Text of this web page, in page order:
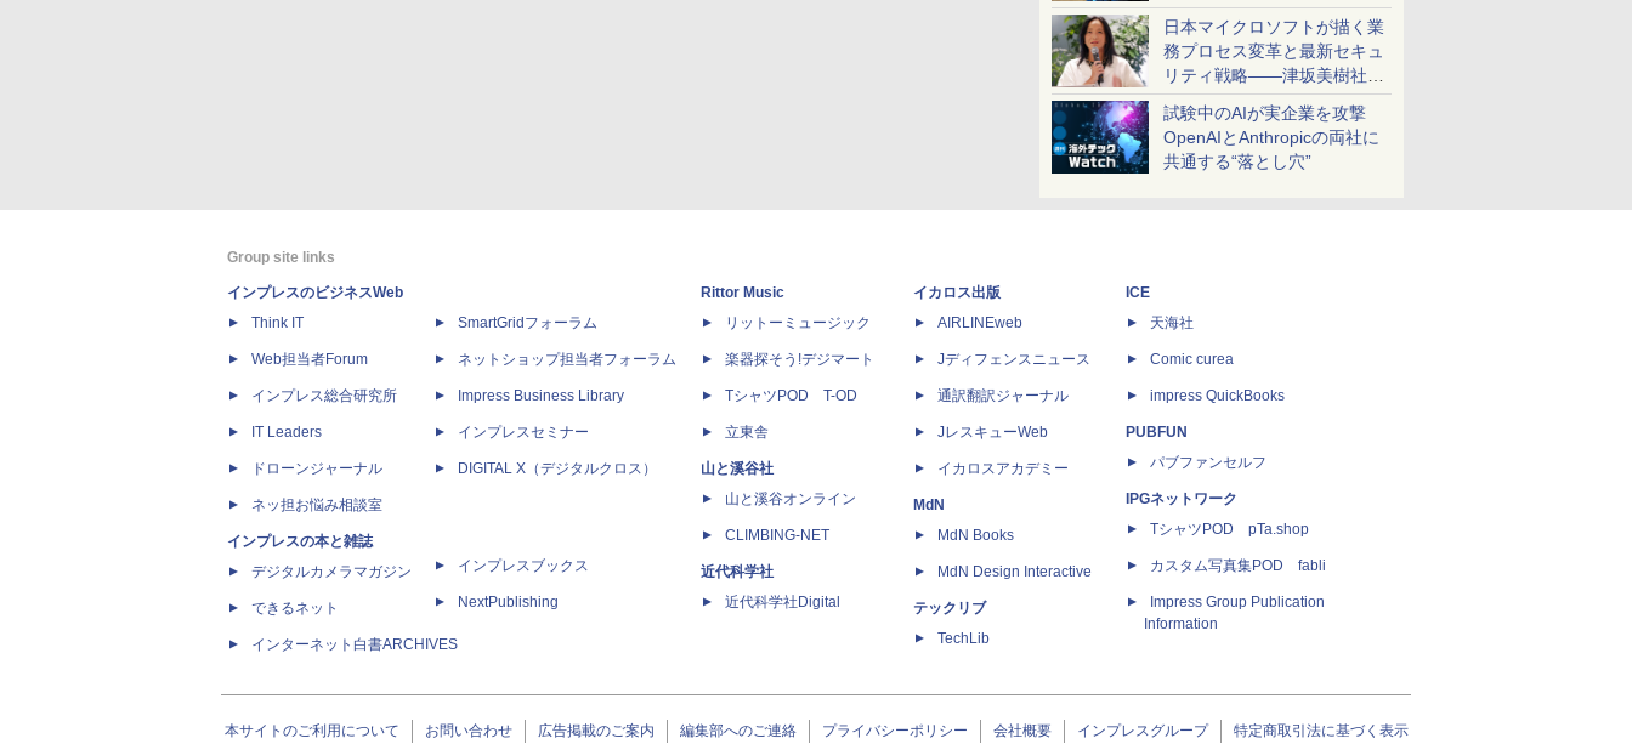
かした「AI商談記録 for
RICOH」を展開へ
日本マイクロソフトが描く業
務プロセス変革と最新セキュ
リティ戦略――津坂美樹社長
が2027年度戦略を説明
試験中のAIが実企業を攻撃
OpenAIとAnthropicの両社に
共通する“落とし穴”
Group site links
インプレスのビジネスWeb
Think IT
Web担当者Forum
インプレス総合研究所
IT Leaders
ドローンジャーナル
ネッ担お悩み相談室
インプレスの本と雑誌
デジタルカメラマガジン
できるネット
インターネット白書ARCHIVES
SmartGridフォーラム
ネットショップ担当者フォーラム
Impress Business Library
インプレスセミナー
DIGITAL X（デジタルクロス）
インプレスブックス
NextPublishing
Rittor Music
リットーミュージック
楽器探そう!デジマート
TシャツPOD T-OD
立東舎
山と溪谷社
山と溪谷オンライン
CLIMBING-NET
近代科学社
近代科学社Digital
イカロス出版
AIRLINEweb
Jディフェンスニュース
通訳翻訳ジャーナル
JレスキューWeb
イカロスアカデミー
MdN
MdN Books
MdN Design Interactive
テックリブ
TechLib
ICE
天海社
Comic curea
impress QuickBooks
PUBFUN
パブファンセルフ
IPGネットワーク
TシャツPOD pTa.shop
カスタム写真集POD fabli
Impress Group Publication
Information
本サイトのご利用について お問い合わせ 広告掲載のご案内 編集部へのご連絡 プライバシーポリシー 会社概要 インプレスグループ 特定商取引法に基づく表示